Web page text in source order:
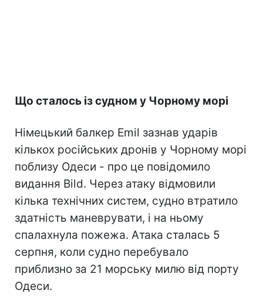
Що сталось із судном у Чорному морі
Німецький балкер Emil зазнав ударів
кількох російських дронів у Чорному морі
поблизу Одеси - про це повідомило
видання Bild. Через атаку відмовили
кілька технічних систем, судно втратило
здатність маневрувати, і на ньому
спалахнула пожежа. Атака сталась 5
серпня, коли судно перебувало
приблизно за 21 морську милю від порту
Одеси.